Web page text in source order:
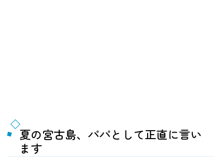
夏の宮古島、パパとして正直に言い
ます